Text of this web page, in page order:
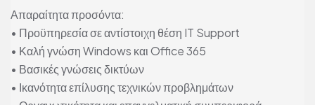
Απαραίτητα προσόντα:
• Προϋπηρεσία σε αντίστοιχη θέση IT Support
• Καλή γνώση Windows και Office 365
• Βασικές γνώσεις δικτύων
• Ικανότητα επίλυσης τεχνικών προβλημάτων